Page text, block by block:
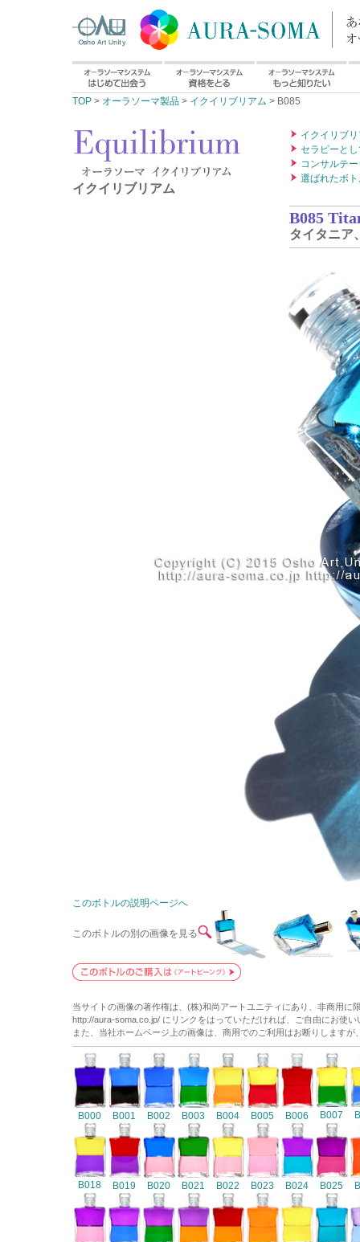
TOP > オーラソーマ製品 > イクイリブリアム > B085
イクイリブリアム
イクイリブ
セラピーと
コンサルテ
選ばれたボ
B085
タイタニア
このボトルの説明ページへ
このボトルの別の画像を見る
当サイトの画像の著作権は、(株)和尚アートユニティにあり、非商用
http://aura-soma.co.jp/ にリンクをはっていただければ、ご自由にお使い
また、当社ホームページ上の画像は、商用でのご利用はお断りします
B000 B001 B002 B003 B004 B005 B006 B007
B018 B019 B020 B021 B022 B023 B024 B025